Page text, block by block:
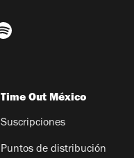
Time Out México
Suscripciones
Puntos de distribución